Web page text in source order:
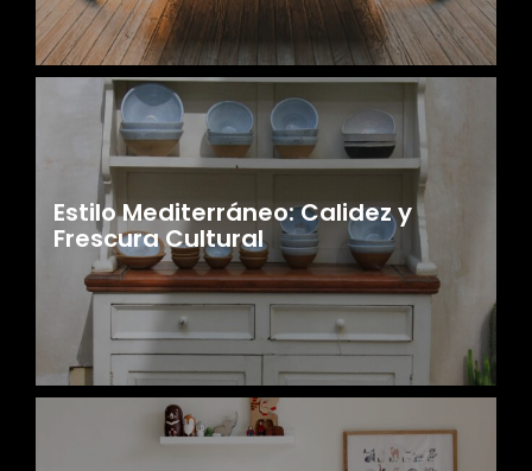
Estilo Mediterráneo: Calidez y
Frescura Cultural